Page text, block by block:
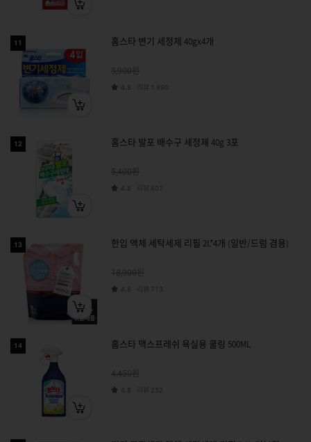
11 홈스타 변기 세정제 40gx4개
5,900원
4.8 1,890
12 홈스타 발포 배수구 세정제 40g 3포
5,400원
4.8 807
13 한입 액체 세탁세제 리필 2L*4개 (일반/드럼 겸용)
18,900원
4.8 713
14 홈스타 맥스프레쉬 욕실용 쿨링 500ML
4,450원
4.8 252